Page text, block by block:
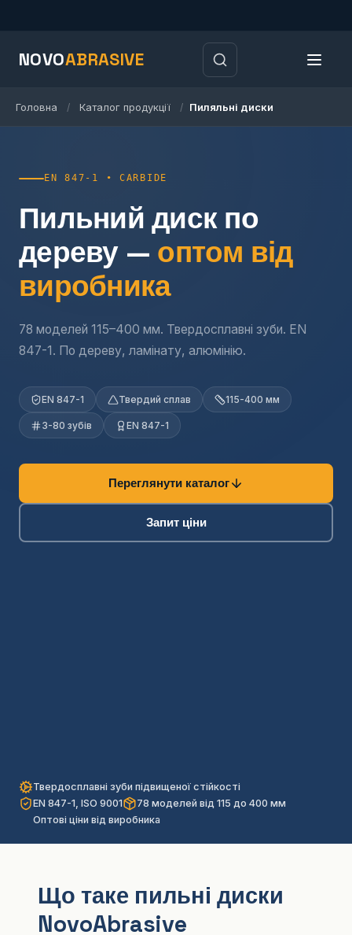
NOVOABRASIVE
Головна / Каталог продукції / Пиляльні диски
EN 847-1 • CARBIDE
Пильний диск по
дереву — оптом від
виробника
78 моделей 115–400 мм. Твердосплавні зуби. EN
847-1. По дереву, ламінату, алюмінію.
EN 847-1 Твердий сплав 115-400 мм
3-80 зубів EN 847-1
Переглянути каталог
Запит ціни
Твердосплавні зуби підвищеної стійкості
EN 847-1, ISO 9001
78 моделей від 115 до 400 мм
Оптові ціни від виробника
Що таке пильні диски
NovoAbrasive